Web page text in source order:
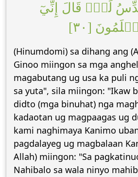
لَكَۖ قَالَ إِنِّيٓ
[٣٠]
(Hinumdomi) sa dihang ang
Ginoo miingon sa mga
magabutang ug usa ka puli
sa yuta", sila miingon: "Ikaw
didto (mga binuhat) nga
kadaotan ug magpaagas ug
kami naghimaya Kanimo
pagdalayeg ug magbalaan
Allah) miingon: "Sa
Nahibalo sa wala ninyo